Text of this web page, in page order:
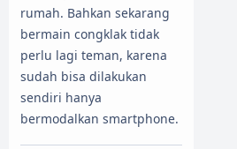
rumah. Bahkan sekarang
bermain congklak tidak
perlu lagi teman, karena
sudah bisa dilakukan
sendiri hanya
bermodalkan smartphone.